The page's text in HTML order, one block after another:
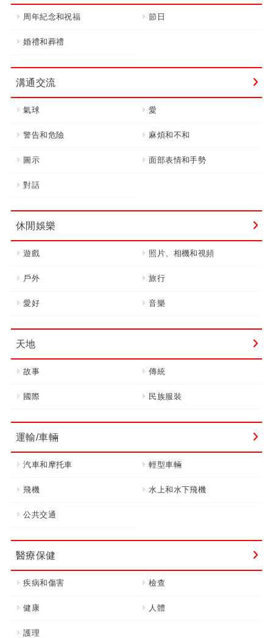
周年紀念和祝福 節日
婚禮和葬禮
溝通交流
氣球 愛
警告和危險 麻煩和不和
圖示 面部表情和手勢
對話
休閒娛樂
遊戲 照片、相機和視頻
戶外 旅行
愛好 音樂
天地
故事 傳統
國際 民族服裝
運輸/車輛
汽車和摩托車 輕型車輛
飛機 水上和水下飛機
公共交通
醫療保健
疾病和傷害 檢查
健康 人體
護理